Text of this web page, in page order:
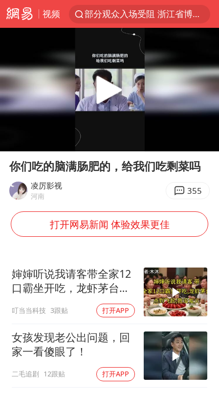
视频
部分观众入场受阻 浙江省博物馆致歉
青海海西州茫崖市发生3.1级地震
我国编制完成新版全月地质图
台风白海豚登陆地点更新
看守所辅警收受10万获刑1年
台风白海豚进入48小时警戒线
宇树科技王兴兴身家有望超200亿元
村民谈“梅姨”：叫的其实是“媒姨”
中国养老床位“三连降”
五粮液渠道价一箱上涨近百元
贵州轮胎子公司获美国退税8136万
郑国霖回应去景区上班被保安拦下
CIA被曝已秘密设立古巴工作组
萧敬腾：不忍心让妻子承受生育的苦
奋进开新局 实干挑大梁
Play
你们吃的脑满肠肥的，给我们吃剩菜吗
凌厉影视
河南 355
打开网易新闻 体验效果更佳
婶婶听说我请客带全家12
口霸坐开吃，龙虾茅台点
叮当当科技 3跟贴 打开APP
女孩发现老公出问题，回
家一看傻眼了！
二毛追剧 12跟贴 打开APP